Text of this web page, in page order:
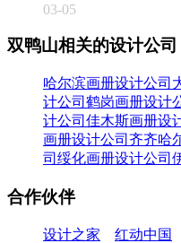
03-05
双鸭山相关的设计公司
哈尔滨画册设计公司
计公司 鹤岗画册设计
计公司 佳木斯画册设
画册设计公司 齐齐哈
司 绥化画册设计公司
合作伙伴
设计之家 红动中国